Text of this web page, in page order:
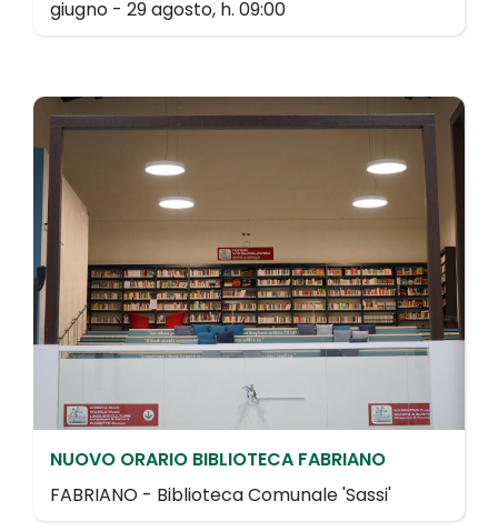
giugno - 29 agosto, h. 09:00
NUOVO ORARIO BIBLIOTECA FABRIANO
FABRIANO - Biblioteca Comunale 'Sassi'